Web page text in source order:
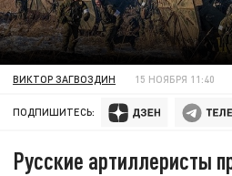
ВИКТОР ЗАГВОЗДИН 15 НОЯБРЯ 11:40
ПОДПИШИТЕСЬ:
Русские артиллеристы